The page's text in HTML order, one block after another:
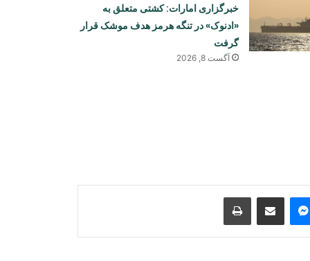
خبرگزاری امارات: کشتی متعلق به
«ادنوک» در تنگه هرمز هدف موشک قرار
گرفت
آگست 8, 2026
Messenger
Share via Email
Print
جده میزبان امضای توافق دفاعی
سه‌جانبه عربستان، ترکیه و پاکستان